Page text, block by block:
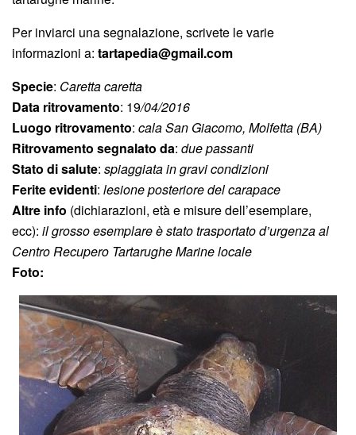
Per inviarci una segnalazione, scrivete le varie
informazioni a: tartapedia@gmail.com
Specie: Caretta caretta
Data ritrovamento: 19/04/2016
Luogo ritrovamento: cala San Giacomo, Molfetta (BA)
Ritrovamento segnalato da: due passanti
Stato di salute: spiaggiata in gravi condizioni
Ferite evidenti: lesione posteriore del carapace
Altre info (dichiarazioni, età e misure dell’esemplare,
ecc): il grosso esemplare è stato trasportato d’urgenza al
Centro Recupero Tartarughe Marine locale
Foto: